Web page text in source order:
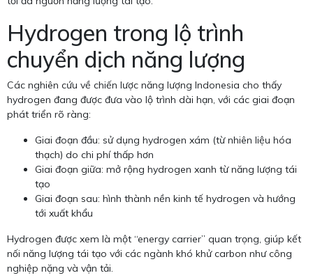
Hydrogen trong lộ trình
chuyển dịch năng lượng
Các nghiên cứu về chiến lược năng lượng Indonesia cho thấy
hydrogen đang được đưa vào lộ trình dài hạn, với các giai đoạn
phát triển rõ ràng:
Giai đoạn đầu: sử dụng hydrogen xám (từ nhiên liệu hóa
thạch) do chi phí thấp hơn
Giai đoạn giữa: mở rộng hydrogen xanh từ năng lượng tái
tạo
Giai đoạn sau: hình thành nền kinh tế hydrogen và hướng
tới xuất khẩu
Hydrogen được xem là một “energy carrier” quan trọng, giúp kết
nối năng lượng tái tạo với các ngành khó khử carbon như công
nghiệp nặng và vận tải.